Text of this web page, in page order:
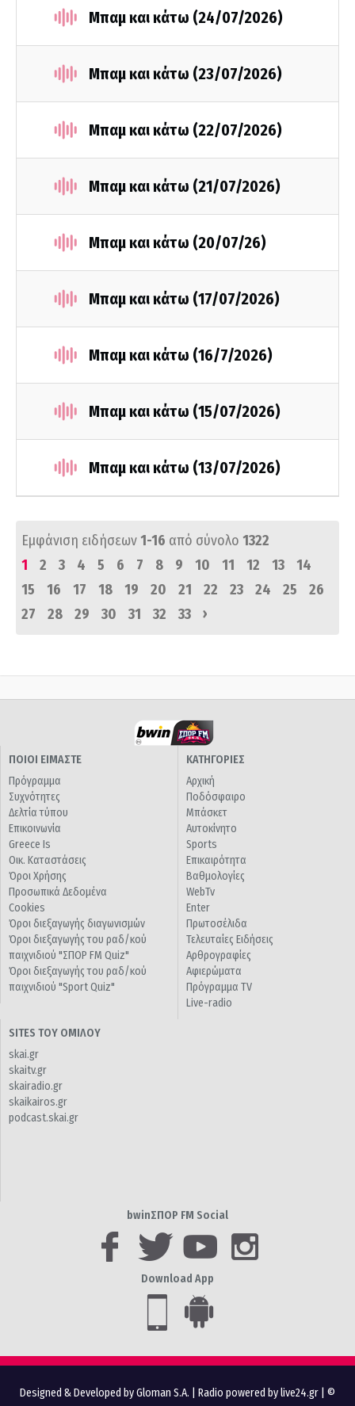
Μπαμ και κάτω (24/07/2026)
Μπαμ και κάτω (23/07/2026)
Μπαμ και κάτω (22/07/2026)
Μπαμ και κάτω (21/07/2026)
Μπαμ και κάτω (20/07/26)
Μπαμ και κάτω (17/07/2026)
Μπαμ και κάτω (16/7/2026)
Μπαμ και κάτω (15/07/2026)
Μπαμ και κάτω (13/07/2026)
Εμφάνιση ειδήσεων1-16 από σύνολο 1322
1
2 3 4 5 6 7 8 9 10 11 12 13
14
15
16 17 18 19 20 21 22 23 24 25
26
27
28 29 30 31 32 33 ›
ΠΟΙΟΙ ΕΙΜΑΣΤΕ
Πρόγραμμα
Συχνότητες
Δελτία τύπου
Επικοινωνία
Greece Is
Οικ. Καταστάσεις
Όροι Χρήσης
Προσωπικά Δεδομένα
Cookies
Όροι διεξαγωγής διαγωνισμών
Όροι διεξαγωγής του ραδ/κού
παιχνιδιού "ΣΠΟΡ FM Quiz"
Όροι διεξαγωγής του ραδ/κού
παιχνιδιού "Sport Quiz"
ΚΑΤΗΓΟΡΙΕΣ
Αρχική
Ποδόσφαιρο
Μπάσκετ
Αυτοκίνητο
Sports
Επικαιρότητα
Βαθμολογίες
WebTv
Enter
Πρωτοσέλιδα
Τελευταίες Ειδήσεις
Αρθρογραφίες
Αφιερώματα
Πρόγραμμα TV
Live-radio
SITES ΤΟΥ ΟΜΙΛΟΥ
skai.gr
skaitv.gr
skairadio.gr
skaikairos.gr
podcast.skai.gr
bwinΣΠΟΡ FM Social
Download App
Designed & Developed by Gloman S.A. Radio powered by live24.gr | ©